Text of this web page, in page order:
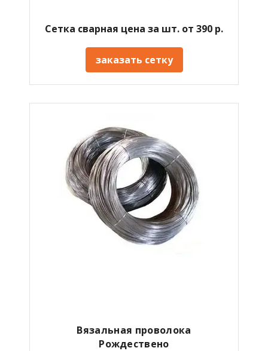
Сетка сварная цена за шт. от 390 р.
заказать сетку
Вязальная проволока
Рождествено